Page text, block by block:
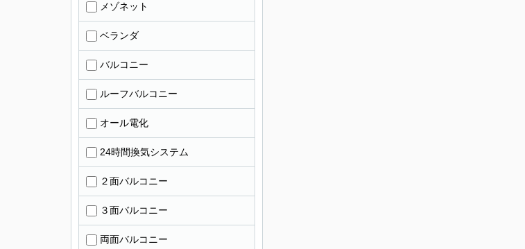
メゾネット
ベランダ
バルコニー
ルーフバルコニー
オール電化
24時間換気システム
２面バルコニー
３面バルコニー
両面バルコニー